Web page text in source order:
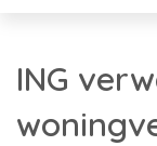
ING